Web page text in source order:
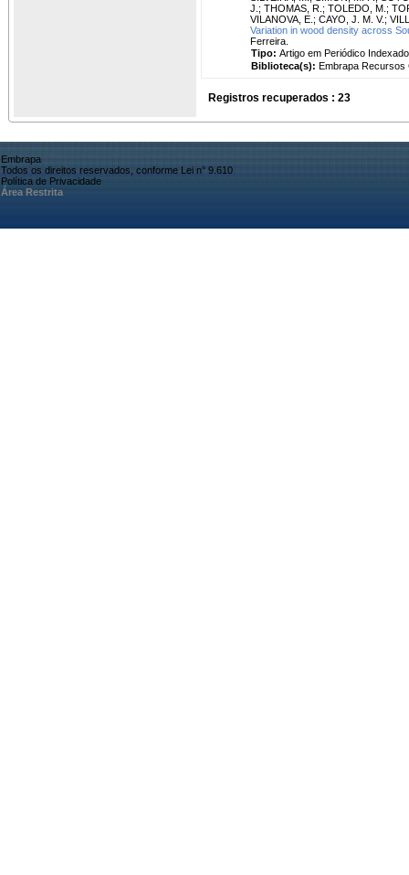
J. ; THOMAS, R. ; TOLEDO, M. ;
VILANOVA, E. ; CAYO, J. M. V.;
Variation in wood density across
Ferreira.
Tipo: Artigo em Periódico Indexado
Biblioteca(s): Embrapa Recursos
Registros recuperados : 23
Embrapa
Todos os direitos reservados, conforme Lei n° 9.610
Política de Privacidade
Área Restrita